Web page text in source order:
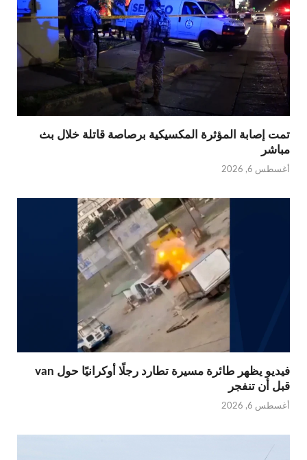
تمت إصابة المؤثرة المكسيكية برصاصة قاتلة خلال بث
مباشر
أغسطس 6, 2026
فيديو يظهر طائرة مسيرة تطارد رجلًا أوكرانيًا حول van
قبل أن تنفجر
أغسطس 6, 2026